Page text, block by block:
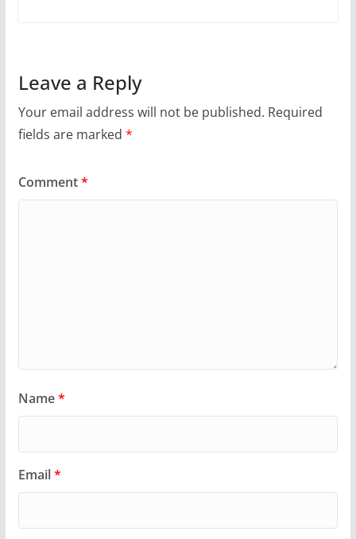
Leave a Reply
Your email address will not be published. Required
fields are marked *
Comment*
Name*
Email*